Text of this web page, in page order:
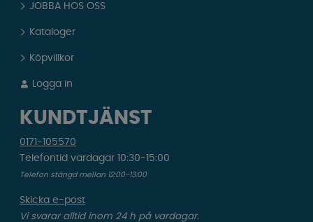
JOBBA HOS OSS
Kataloger
Köpvillkor
Logga in
KUNDTJÄNST
0171-105570
Telefontid vardagar 10:30-15:00
Telefon stängd mellan 12:00-13:00
Skicka e-post
Vi svarar alltid inom 24 h på vardagar.